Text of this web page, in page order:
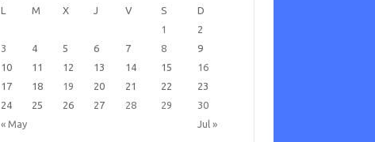
L
M X J V S D
« May Jul »
1
2
3
4 5 6 7 8
9
10
11 12 13 14 15
16
17
18 19 20 21 22
23
24
25 26 27 28 29 30